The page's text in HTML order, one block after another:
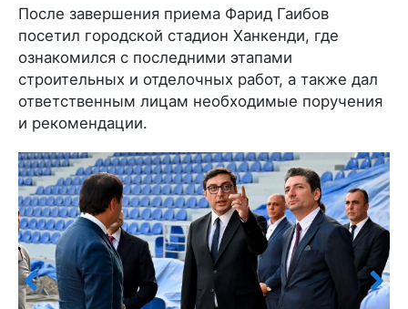
После завершения приема Фарид Гаибов
посетил городской стадион Ханкенди, где
ознакомился с последними этапами
строительных и отделочных работ, а также дал
ответственным лицам необходимые поручения
и рекомендации.